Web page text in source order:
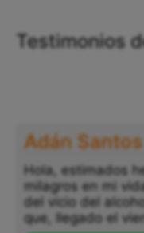
Testimonios
Adán
Hola, estimados
milagros en mi
del vicio del
que, llegado el